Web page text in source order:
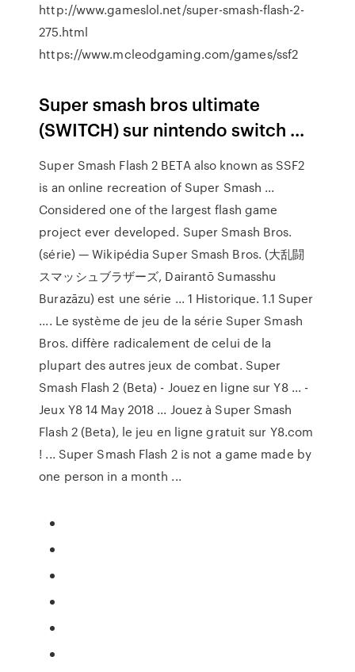
http://www.gameslol.net/super-smash-flash-2-
275.html
https://www.mcleodgaming.com/games/ssf2
Super smash bros ultimate
(SWITCH) sur nintendo switch ...
Super Smash Flash 2 BETA also known as SSF2
is an online recreation of Super Smash ...
Considered one of the largest flash game
project ever developed. Super Smash Bros.
(série) — Wikipédia Super Smash Bros. (大乱闘
スマッシュブラザーズ, Dairantō Sumasshu
Burazāzu) est une série ... 1 Historique. 1.1 Super
.... Le système de jeu de la série Super Smash
Bros. diffère radicalement de celui de la
plupart des autres jeux de combat. Super
Smash Flash 2 (Beta) - Jouez en ligne sur Y8 ... -
Jeux Y8 14 May 2018 ... Jouez à Super Smash
Flash 2 (Beta), le jeu en ligne gratuit sur Y8.com
! ... Super Smash Flash 2 is not a game made by
one person in a month ...